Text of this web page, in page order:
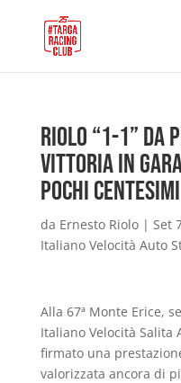
Riolo “1-1”
vittoria in
pochi centesimi
da Ernesto Riolo| Set
Italiano Velocità Auto
Alla 67ª Monte Erice,
Italiano Velocità Salita
firmato una
valorizzata ancora di